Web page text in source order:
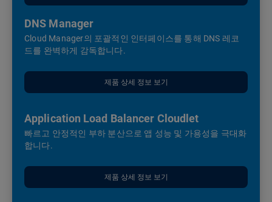
DNS Manager
Cloud Manager의 포괄적인 인터페이스를 통해 DNS 레코
드를 완벽하게 감독합니다.
제품 상세 정보 보기
Application Load Balancer Cloudlet
빠르고 안정적인 부하 분산으로 앱 성능 및 가용성을 극대화
합니다.
제품 상세 정보 보기